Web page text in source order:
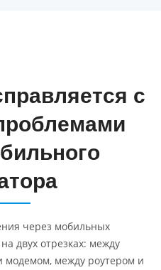
с
через мобильных
двух отрезках: между
модемом, между роутером и